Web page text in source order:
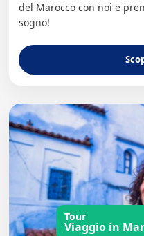
del Marocco con noi e
sogno!
Tour
Viaggio in